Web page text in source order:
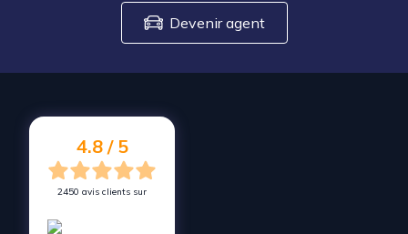
Devenir agent
4.8 / 5
2450 avis clients sur